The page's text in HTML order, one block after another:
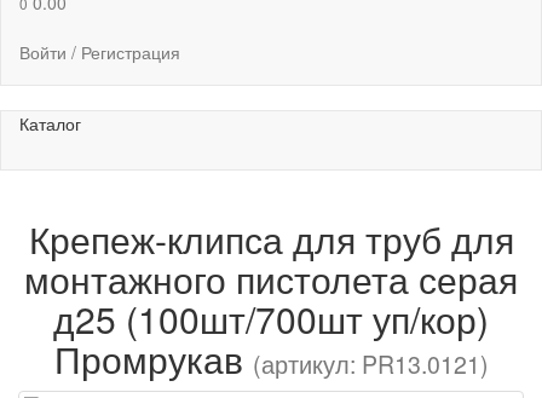
Войти / Регистрация
Каталог
Крепеж-клипса для труб для
монтажного пистолета серая
д25 (100шт/700шт уп/кор)
Промрукав (артикул: PR13.0121)